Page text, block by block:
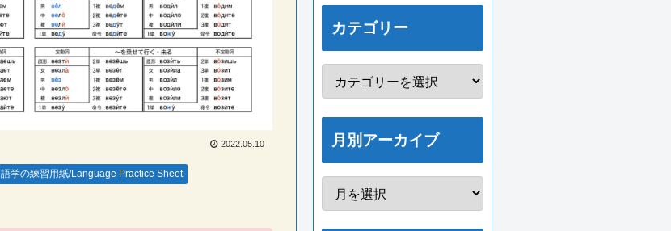
2022.05.10
語学の練習用紙/Language Practice Sheet
カテゴリー
月別アーカイブ